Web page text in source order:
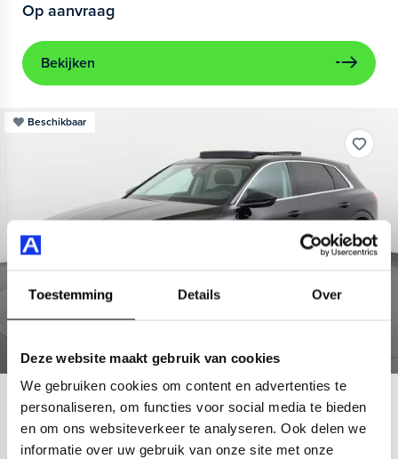
Toestemming Details Over
Deze website maakt gebruik van cookies
We gebruiken cookies om content en advertenties te
personaliseren, om functies voor social media te bieden
en om ons websiteverkeer te analyseren. Ook delen we
informatie over uw gebruik van onze site met onze
Op aanvraag
Bekijken
Beschikbaar
Audi e-tron
55 quattro Advanced 95 kWh